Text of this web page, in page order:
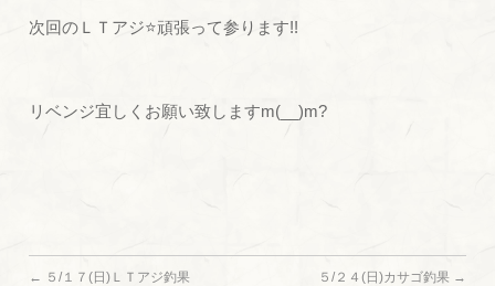
次回のＬＴアジ⭐頑張って参ります!!
リベンジ宜しくお願い致しますm(__)m?
← ５/１７(日)ＬＴアジ釣果 ５/２４(日)カサゴ釣果 →